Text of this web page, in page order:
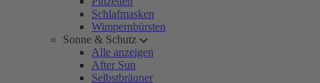
Schlafmasken
Wimpernbürsten
Sonne & Schutz
Alle anzeigen
After Sun
Selbstbräuner